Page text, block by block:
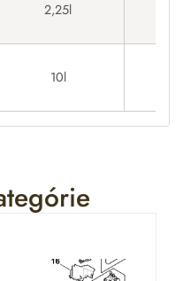
2,25l
10l